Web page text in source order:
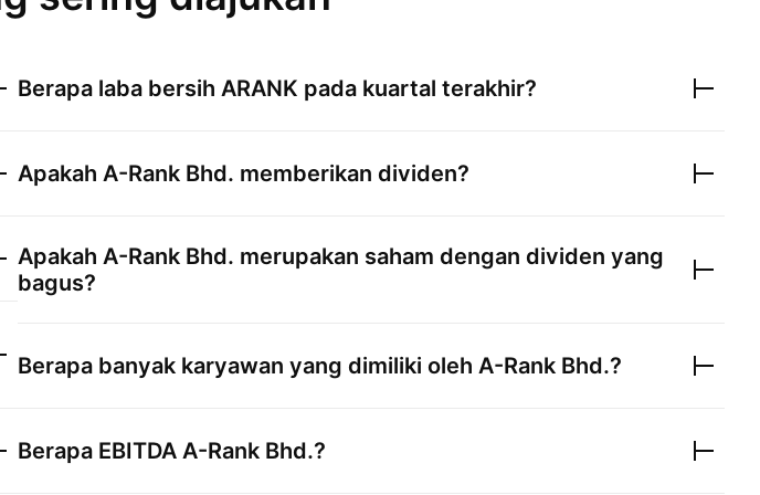
Berapa laba bersih ARANK pada kuartal terakhir?
Apakah A-Rank Bhd. memberikan dividen?
Apakah A-Rank Bhd. merupakan saham dengan dividen yang
bagus?
Berapa banyak karyawan yang dimiliki oleh A-Rank Bhd.?
Berapa EBITDA A-Rank Bhd.?